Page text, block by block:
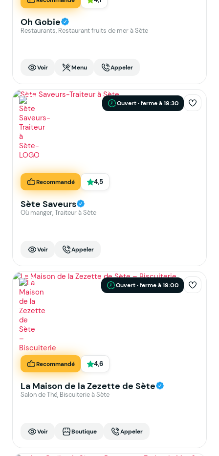
Oh Gobie
Restaurants, Restaurant fruits de mer à Sète
Voir Menu Appeler
Ouvert · ferme à 19:30
Recommandé 4,5
Sète Saveurs
Où manger, Traiteur à Sète
Voir Appeler
Ouvert · ferme à 19:00
Recommandé 4,6
La Maison de la Zezette de Sète
Salon de Thé, Biscuiterie à Sète
Voir Boutique Appeler